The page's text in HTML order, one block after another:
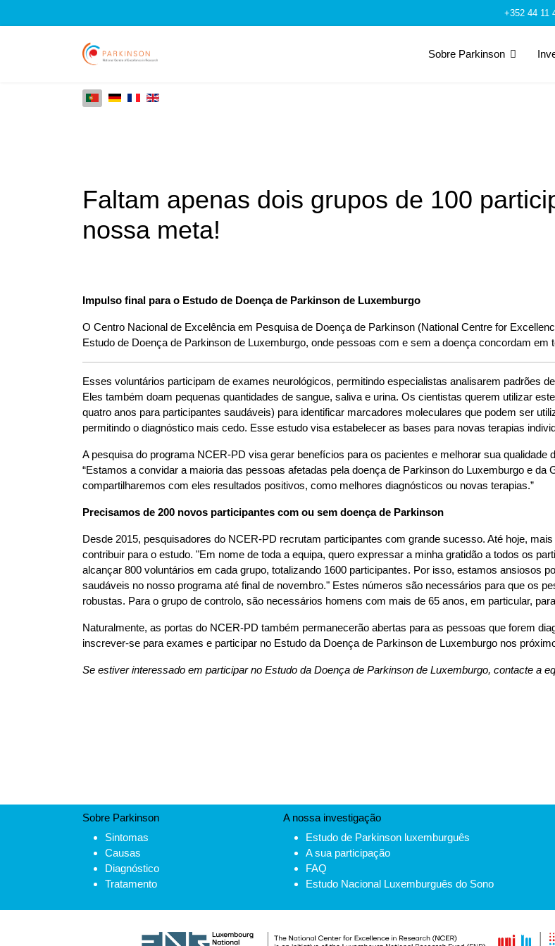
+352 44 11
Sobre Parkinson
Faltam apenas dois grupos de 100
nossa meta!
Impulso final para o Estudo de Doença de Parkinson de Luxemburgo
O Centro Nacional de Excelência em Pesquisa de Doença de Parkinson (National Centre for
Estudo de Doença de Parkinson de Luxemburgo, onde pessoas com e sem a doença concordam
Esses voluntários participam de exames neurológicos, permitindo especialistas analisarem padrões
Eles também doam pequenas quantidades de sangue, saliva e urina. Os cientistas querem utilizar
quatro anos para participantes saudáveis) para identificar marcadores moleculares que podem ser
permitindo o diagnóstico mais cedo. Esse estudo visa estabelecer as bases para novas terapias
A pesquisa do programa NCER-PD visa gerar benefícios para os pacientes e melhorar sua
“Estamos a convidar a maioria das pessoas afetadas pela doença de Parkinson do Luxemburgo e da
compartilharemos com eles resultados positivos, como melhores diagnósticos ou novas terapias.”
Precisamos de 200 novos participantes com ou sem doença de Parkinson
Desde 2015, pesquisadores do NCER-PD recrutam participantes com grande sucesso. Até hoje,
contribuir para o estudo. "Em nome de toda a equipa, quero expressar a minha gratidão a todos os
alcançar 800 voluntários em cada grupo, totalizando 1600 participantes. Por isso, estamos ansiosos
saudáveis no nosso programa até final de novembro." Estes números são necessários para que os
robustas. Para o grupo de controlo, são necessários homens com mais de 65 anos, em particular,
Naturalmente, as portas do NCER-PD também permanecerão abertas para as pessoas que forem
inscrever-se para exames e participar no Estudo da Doença de Parkinson de Luxemburgo nos
Se estiver interessado em participar no Estudo da Doença de Parkinson de Luxemburgo, contacte a
Sobre Parkinson
Sintomas
Causas
Diagnóstico
Tratamento
A nossa investigação
Estudo de Parkinson luxemburguês
A sua participação
FAQ
Estudo Nacional Luxemburguês do Sono